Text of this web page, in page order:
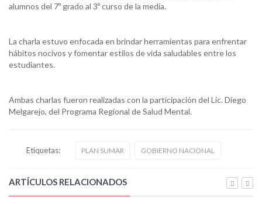
alumnos del 7º grado al 3º curso de la media.
La charla estuvo enfocada en brindar herramientas para enfrentar
hábitos nocivos y fomentar estilos de vida saludables entre los
estudiantes.
Ambas charlas fueron realizadas con la participación del Lic. Diego
Melgarejo, del Programa Regional de Salud Mental.
Etiquetas: PLAN SUMAR GOBIERNO NACIONAL
ARTÍCULOS RELACIONADOS